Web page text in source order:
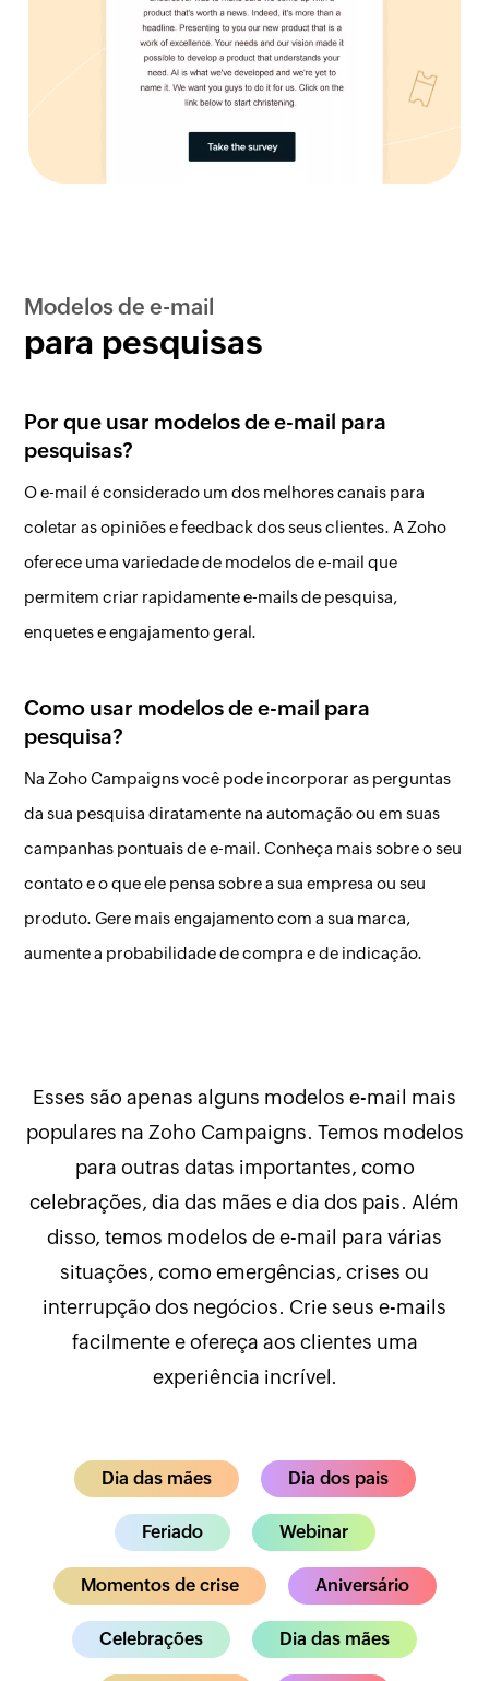
Modelos de e-mail
para pesquisas
Por que usar modelos de e-mail para
pesquisas?
O e-mail é considerado um dos melhores canais para
coletar as opiniões e feedback dos seus clientes. A Zoho
oferece uma variedade de modelos de e-mail que
permitem criar rapidamente e-mails de pesquisa,
enquetes e engajamento geral.
Como usar modelos de e-mail para
pesquisa?
Na Zoho Campaigns você pode incorporar as perguntas
da sua pesquisa diratamente na automação ou em suas
campanhas pontuais de e-mail. Conheça mais sobre o seu
contato e o que ele pensa sobre a sua empresa ou seu
produto. Gere mais engajamento com a sua marca,
aumente a probabilidade de compra e de indicação.
Esses são apenas alguns modelos e-mail mais
populares na Zoho Campaigns. Temos modelos
para outras datas importantes, como
celebrações, dia das mães e dia dos pais. Além
disso, temos modelos de e-mail para várias
situações, como emergências, crises ou
interrupção dos negócios. Crie seus e-mails
facilmente e ofereça aos clientes uma
experiência incrível.
Dia das mães Dia dos pais
Feriado Webinar
Momentos de crise Aniversário
Celebrações Dia das mães